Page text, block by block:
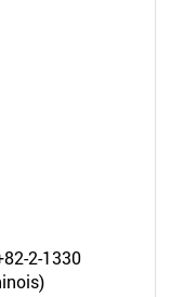
2-1330